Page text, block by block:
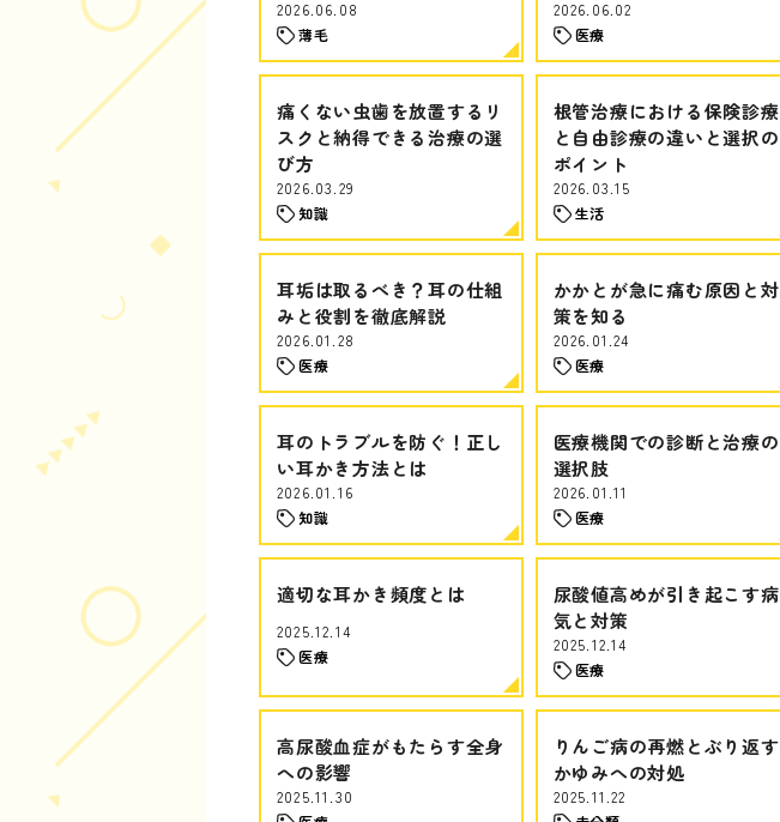
2026.06.08
薄毛
2026.06.02
医療
痛くない虫歯を放置するリ
スクと納得できる治療の選
び方
2026.03.29
知識
根管治療における保険診療
と自由診療の違いと選択の
ポイント
2026.03.15
生活
耳垢は取るべき？耳の仕組
みと役割を徹底解説
2026.01.28
医療
かかとが急に痛む原因と対
策を知る
2026.01.24
医療
耳のトラブルを防ぐ！正し
い耳かき方法とは
2026.01.16
知識
医療機関での診断と治療の
選択肢
2026.01.11
医療
適切な耳かき頻度とは
2025.12.14
医療
尿酸値高めが引き起こす病
気と対策
2025.12.14
医療
高尿酸血症がもたらす全身
への影響
2025.11.30
りんご病の再燃とぶり返す
かゆみへの対処
2025.11.22